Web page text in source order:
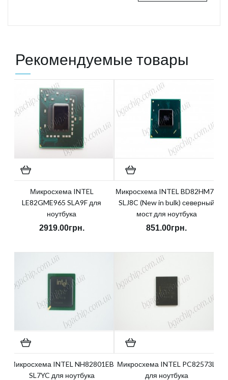
Рекомендуемые товары
Микросхема INTEL
LE82GME965 SLA9F для
ноутбука
2919.00грн.
Микросхема INTEL BD82HM77
SLJ8C (New in bulk) северный
мост для ноутбука
851.00грн.
Микросхема INTEL NH82801EB
SL7YC для ноутбука
Микросхема INTEL PC82573L
для ноутбука